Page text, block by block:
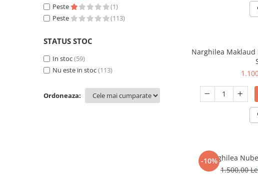
Peste
(1)
Peste
(113)
STATUS STOC
In stoc(59)
Nu este in stoc(113)
Ordoneaza:
Narghilea Maklaud
-10%
Narghilea
1.500,00